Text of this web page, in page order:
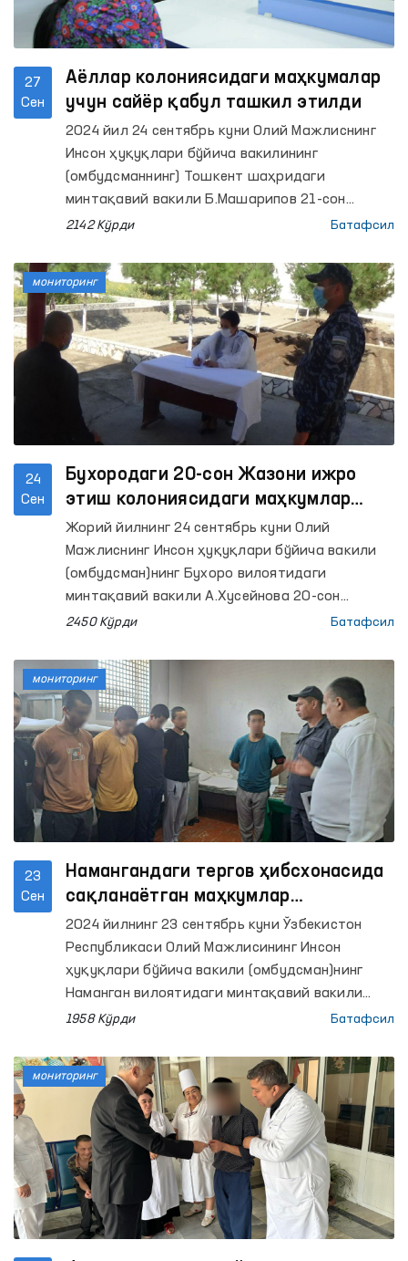
27
Сен
Аёллар колониясидаги маҳкумалар
учун сайёр қабул ташкил этилди
2024 йил 24 сентябрь куни Олий Мажлиснинг
Инсон ҳуқуқлари бўйича вакилининг
(омбудсманнинг) Тошкент шаҳридаги
минтақавий вакили Б.Машарипов 21-сон
Жазони ижро этиш колониясига мониторинг
2142 Кўрди Батафсил
24
Сен
Бухородаги 20-сон Жазони ижро
этиш колониясидаги маҳкумлар
мурожаатлари ўрганилди
Жорий йилнинг 24 сентябрь куни Олий
Мажлиснинг Инсон ҳуқуқлари бўйича вакили
(омбудсман)нинг Бухоро вилоятидаги
минтақавий вакили А.Хусейнова 20-сон
Жазони ижро этиш колониясига мониторинг
2450 Кўрди Батафсил
мониторинг
23
Сен
Намангандаги тергов ҳибсхонасида
сақланаётган маҳкумлар
мурожаатлари ўрганилди
2024 йилнинг 23 сентябрь куни Ўзбекистон
Республикаси Олий Мажлисининг Инсон
ҳуқуқлари бўйича вакили (омбудсман)нинг
Наманган вилоятидаги минтақавий вакили
Уйчи туманида жойлашган 6-сон тергов
оширди.
1958 Кўрди Батафсил
мониторинг
мониторинг